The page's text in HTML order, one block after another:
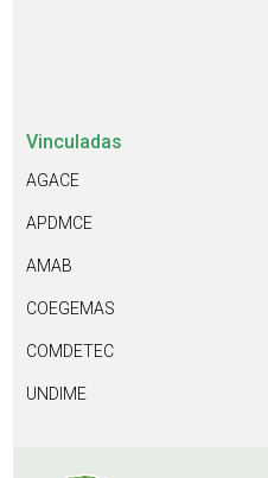
Vinculadas
AGACE
APDMCE
AMAB
COEGEMAS
COMDETEC
UNDIME